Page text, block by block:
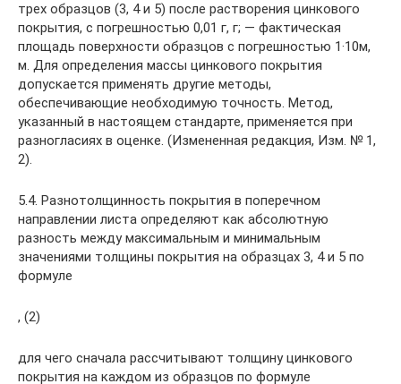
трех образцов (3, 4 и 5) после растворения цинкового
покрытия, с погрешностью 0,01 г, г; — фактическая
площадь поверхности образцов с погрешностью 1·10м,
м. Для определения массы цинкового покрытия
допускается применять другие методы,
обеспечивающие необходимую точность. Метод,
указанный в настоящем стандарте, применяется при
разногласиях в оценке. (Измененная редакция, Изм. № 1,
2).
5.4. Разнотолщинность покрытия в поперечном
направлении листа определяют как абсолютную
разность между максимальным и минимальным
значениями толщины покрытия на образцах 3, 4 и 5 по
формуле
, (2)
для чего сначала рассчитывают толщину цинкового
покрытия на каждом из образцов по формуле